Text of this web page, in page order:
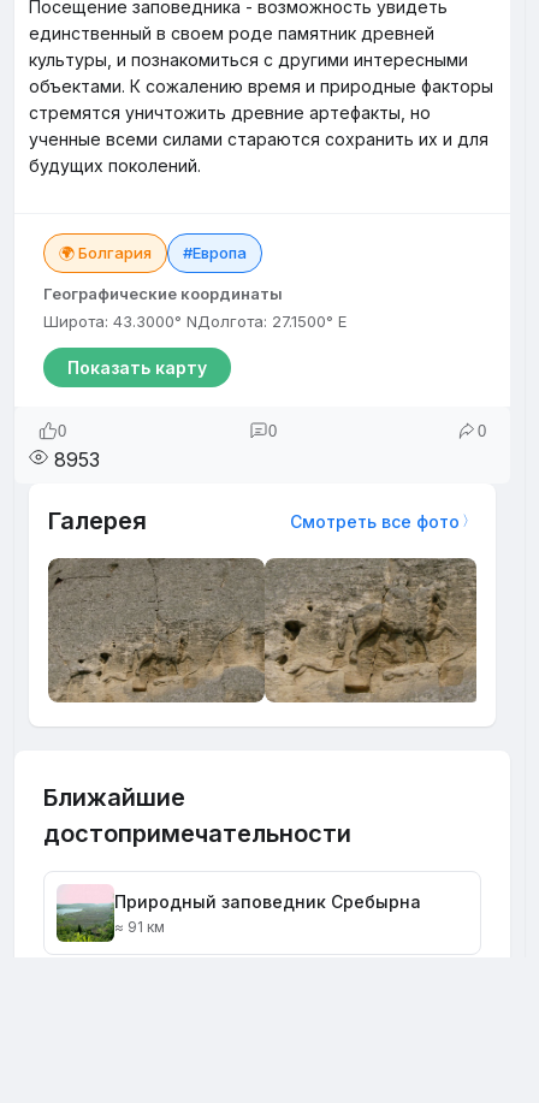
Посещение заповедника - возможность увидеть
единственный в своем роде памятник древней
культуры, и познакомиться с другими интересными
объектами. К сожалению время и природные факторы
стремятся уничтожить древние артефакты, но
ученные всеми силами стараются сохранить их и для
будущих поколений.
🌍 Болгария #Европа
Географические координаты
Широта: 43.3000° NДолгота: 27.1500° E
Показать карту
0 0 0
8953
Галерея Смотреть все фото
Ближайшие
достопримечательности
Природный заповедник Сребырна
≈ 91 км